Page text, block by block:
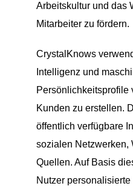
Arbeitskultur und das
Mitarbeiter zu fördern.
CrystalKnows
Intelligenz und
Persönlichkeitsprofile
Kunden zu erstellen.
öffentlich verfügbare
sozialen Netzwerken,
Quellen. Auf Basis
Nutzer